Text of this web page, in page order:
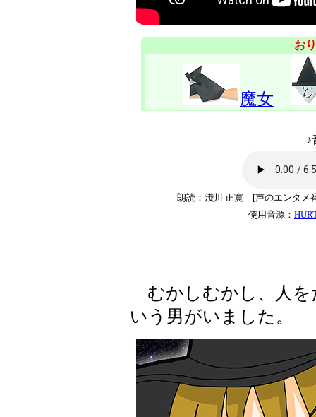
お
魔女
♪
朗読：淺川 正寛 [声のエンタメ
使用音源：
むかしむかし、人を
いう男がいました。